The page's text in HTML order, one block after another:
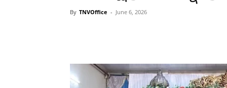
By TNVOffice - June 6, 2026